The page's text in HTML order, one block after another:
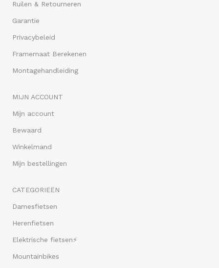
Ruilen & Retourneren
Garantie
Privacybeleid
Framemaat Berekenen
Montagehandleiding
MIJN ACCOUNT
Mijn account
Bewaard
Winkelmand
Mijn bestellingen
CATEGORIEËN
Damesfietsen
Herenfietsen
Elektrische fietsen⚡
Mountainbikes